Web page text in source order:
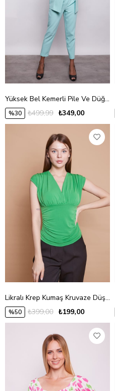
Yüksek Bel Kemerli Pile Ve Düğme Detaylı Şık Kumaş Pantolon -Mint
%30 ₺349,00
₺499,99
Likralı Krep Kumaş Kruvaze Düşük Omuz Büzgülü Body Bluz-B.Yeşil
%50 ₺199,00
₺399,00